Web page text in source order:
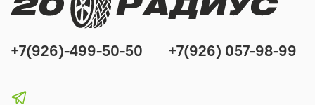
+7(926)-499-50-50 +7(926) 057-98-99